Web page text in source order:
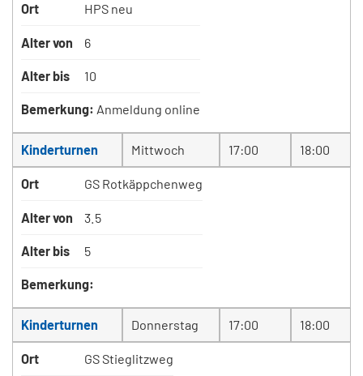
Ort HPS neu
Alter von 6
Alter bis 10
Bemerkung: Anmeldung online
Kinderturnen Mittwoch 17:00 18:00
Ort GS Rotkäppchenweg
Alter von 3.5
Alter bis 5
Bemerkung:
Kinderturnen Donnerstag 17:00 18:00
Ort GS Stieglitzweg